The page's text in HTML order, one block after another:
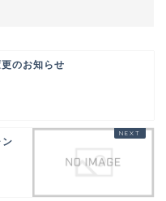
のお知らせ
ン